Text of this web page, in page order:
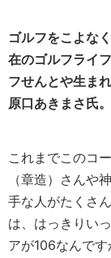
ゴルフをこよな
在のゴルフライ
フせんとや生ま
原口あきまさ氏。
これまでこのコ
（章造）さんや
手な人がたくさ
は、はっきりい
アが106なんで